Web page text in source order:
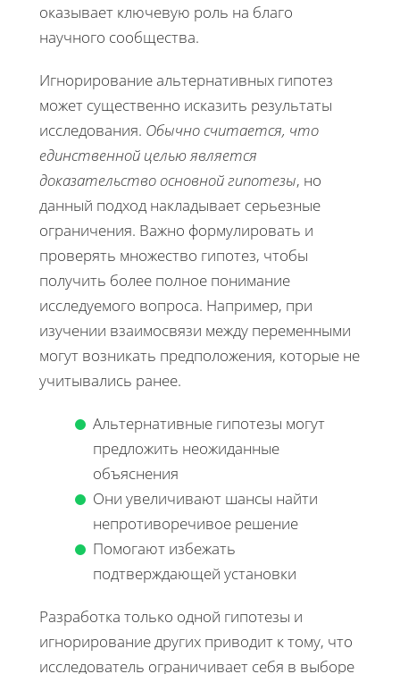
оказывает ключевую роль на благо
научного сообщества.
Игнорирование альтернативных гипотез
может существенно исказить результаты
исследования. Обычно считается, что
единственной целью является
доказательство основной гипотезы, но
данный подход накладывает серьезные
ограничения. Важно формулировать и
проверять множество гипотез, чтобы
получить более полное понимание
исследуемого вопроса. Например, при
изучении взаимосвязи между переменными
могут возникать предположения, которые не
учитывались ранее.
Альтернативные гипотезы могут
предложить неожиданные
объяснения
Они увеличивают шансы найти
непротиворечивое решение
Помогают избежать
подтверждающей установки
Разработка только одной гипотезы и
игнорирование других приводит к тому, что
исследователь ограничивает себя в выборе